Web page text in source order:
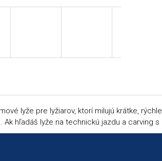
lyže pre lyžiarov, ktorí milujú krátke,
hľadáš lyže na technickú jazdu a carving